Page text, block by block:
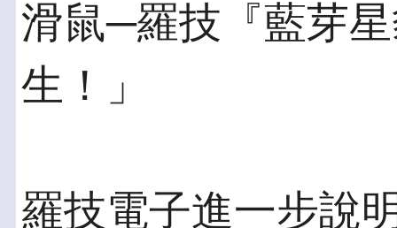
滑鼠─羅技『藍芽
生！」
羅技電子進一步說